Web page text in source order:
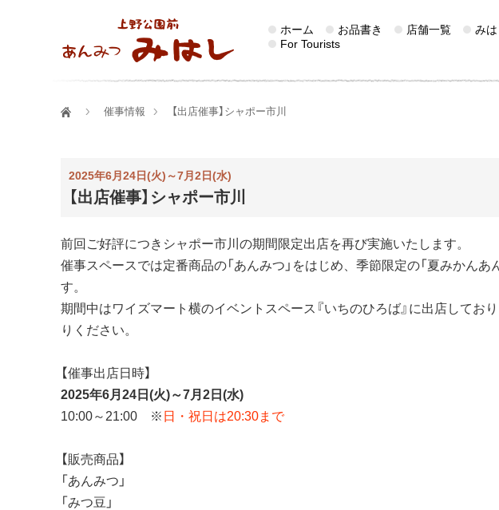
ホーム お品書き 店舗一覧 み
For Tourists
催事情報 【出店催事】シャポー市川
2025年6月24日(火)～7月2日(水)
【出店催事】シャポー市川
前回ご好評につきシャポー市川の期間限定出店を再び実施いたします。
催事スペースでは定番商品の「あんみつ」をはじめ、季節限定の「夏みかんあ
す。
期間中はワイズマート横のイベントスペース『いちのひろば』に出店してお
りください。
【催事出店日時】
2025年6月24日(火)～7月2日(水)
10:00～21:00 ※ 日・祝日は20:30まで
【販売商品】
「あんみつ」
「みつ豆」